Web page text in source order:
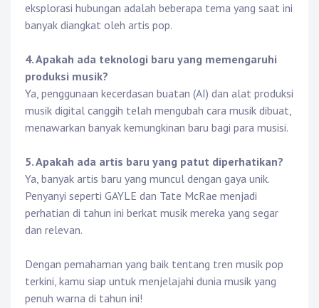
eksplorasi hubungan adalah beberapa tema yang saat ini
banyak diangkat oleh artis pop.
4. Apakah ada teknologi baru yang memengaruhi
produksi musik?
Ya, penggunaan kecerdasan buatan (AI) dan alat produksi
musik digital canggih telah mengubah cara musik dibuat,
menawarkan banyak kemungkinan baru bagi para musisi.
5. Apakah ada artis baru yang patut diperhatikan?
Ya, banyak artis baru yang muncul dengan gaya unik.
Penyanyi seperti GAYLE dan Tate McRae menjadi
perhatian di tahun ini berkat musik mereka yang segar
dan relevan.
Dengan pemahaman yang baik tentang tren musik pop
terkini, kamu siap untuk menjelajahi dunia musik yang
penuh warna di tahun ini!